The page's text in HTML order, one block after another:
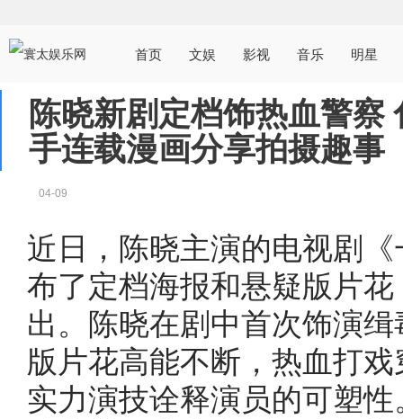
首页 文娱 影视 音乐 明星
陈晓新剧定档饰热血警察
手连载漫画分享拍摄趣事
04-09
近日，陈晓主演的电视剧
布了定档海报和悬疑版片
出。陈晓在剧中首次饰演
版片花高能不断，热血打
实力演技诠释演员的可塑